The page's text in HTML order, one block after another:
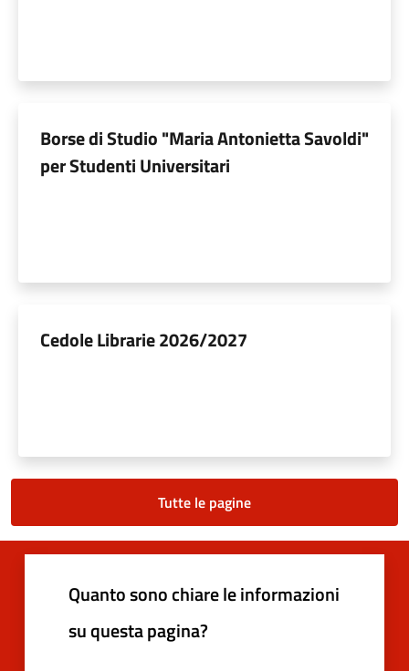
Borse di Studio "Maria Antonietta Savoldi"
per Studenti Universitari
Cedole Librarie 2026/2027
Tutte le pagine
Quanto sono chiare le informazioni
su questa pagina?